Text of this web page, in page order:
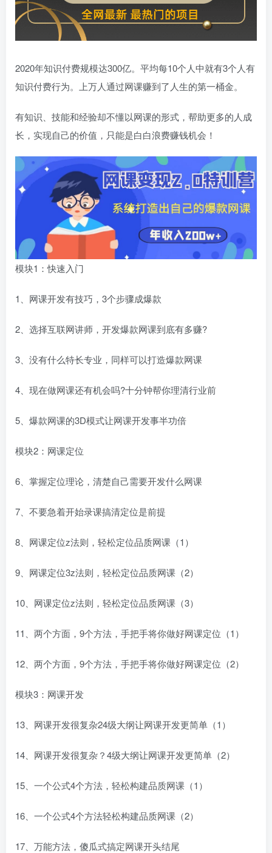
2020年知识付费规模达300亿。平均每10个人中就有3个人有
知识付费行为。上万人通过网课赚到了人生的第一桶金。
有知识、技能和经验却不懂以网课的形式，帮助更多的人成
长，实现自己的价值，只能是白白浪费赚钱机会！
模块1：快速入门
1、网课开发有技巧，3个步骤成爆款
2、选择互联网讲师，开发爆款网课到底有多赚?
3、没有什么特长专业，同样可以打造爆款网课
4、现在做网课还有机会吗?十分钟帮你理清行业前
5、爆款网课的3D模式让网课开发事半功倍
模块2：网课定位
6、掌握定位理论，清楚自己需要开发什么网课
7、不要急着开始录课搞清定位是前提
8、网课定位z法则，轻松定位品质网课（1）
9、网课定位3z法则，轻松定位品质网课（2）
10、网课定位z法则，轻松定位品质网课（3）
11、两个方面，9个方法，手把手将你做好网课定位（1）
12、两个方面，9个方法，手把手将你做好网课定位（2）
模块3：网课开发
13、网课开发很复杂24级大纲让网课开发更简单（1）
14、网课开发很复杂？4级大纲让网课开发更简单（2）
15、一个公式4个方法，轻松构建品质网课（1）
16、一个公式4个方法轻松构建品质网课（2）
17、万能方法，傻瓜式搞定网课开头结尾